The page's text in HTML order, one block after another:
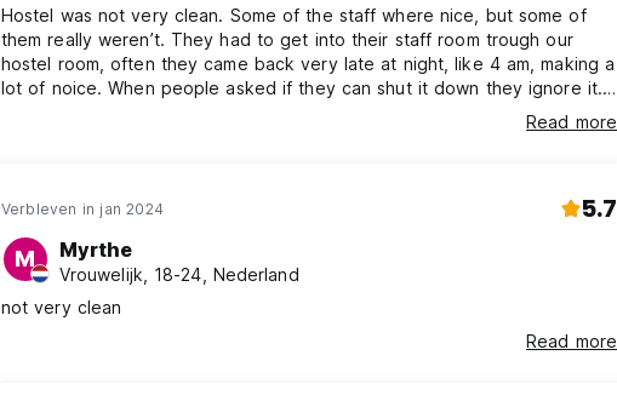
Hostel was not very clean. Some of the staff where nice, but some of
them really weren’t. They had to get into their staff room trough our
hostel room, often they came back very late at night, like 4 am, making a
lot of noice. When people asked if they can shut it down they ignore it.
Read more
Verbleven in jan 2024 5.7
M Myrthe
Vrouwelijk, 18-24, Nederland
not very clean
Read more